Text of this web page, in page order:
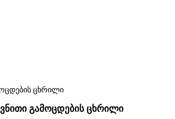
გამოცდების ცხრილი